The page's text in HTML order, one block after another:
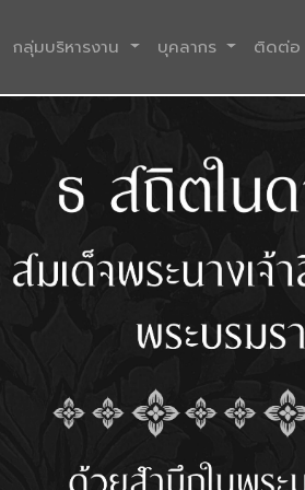
กลุ่มบริหารงาน บุคลากร ติดต่อ